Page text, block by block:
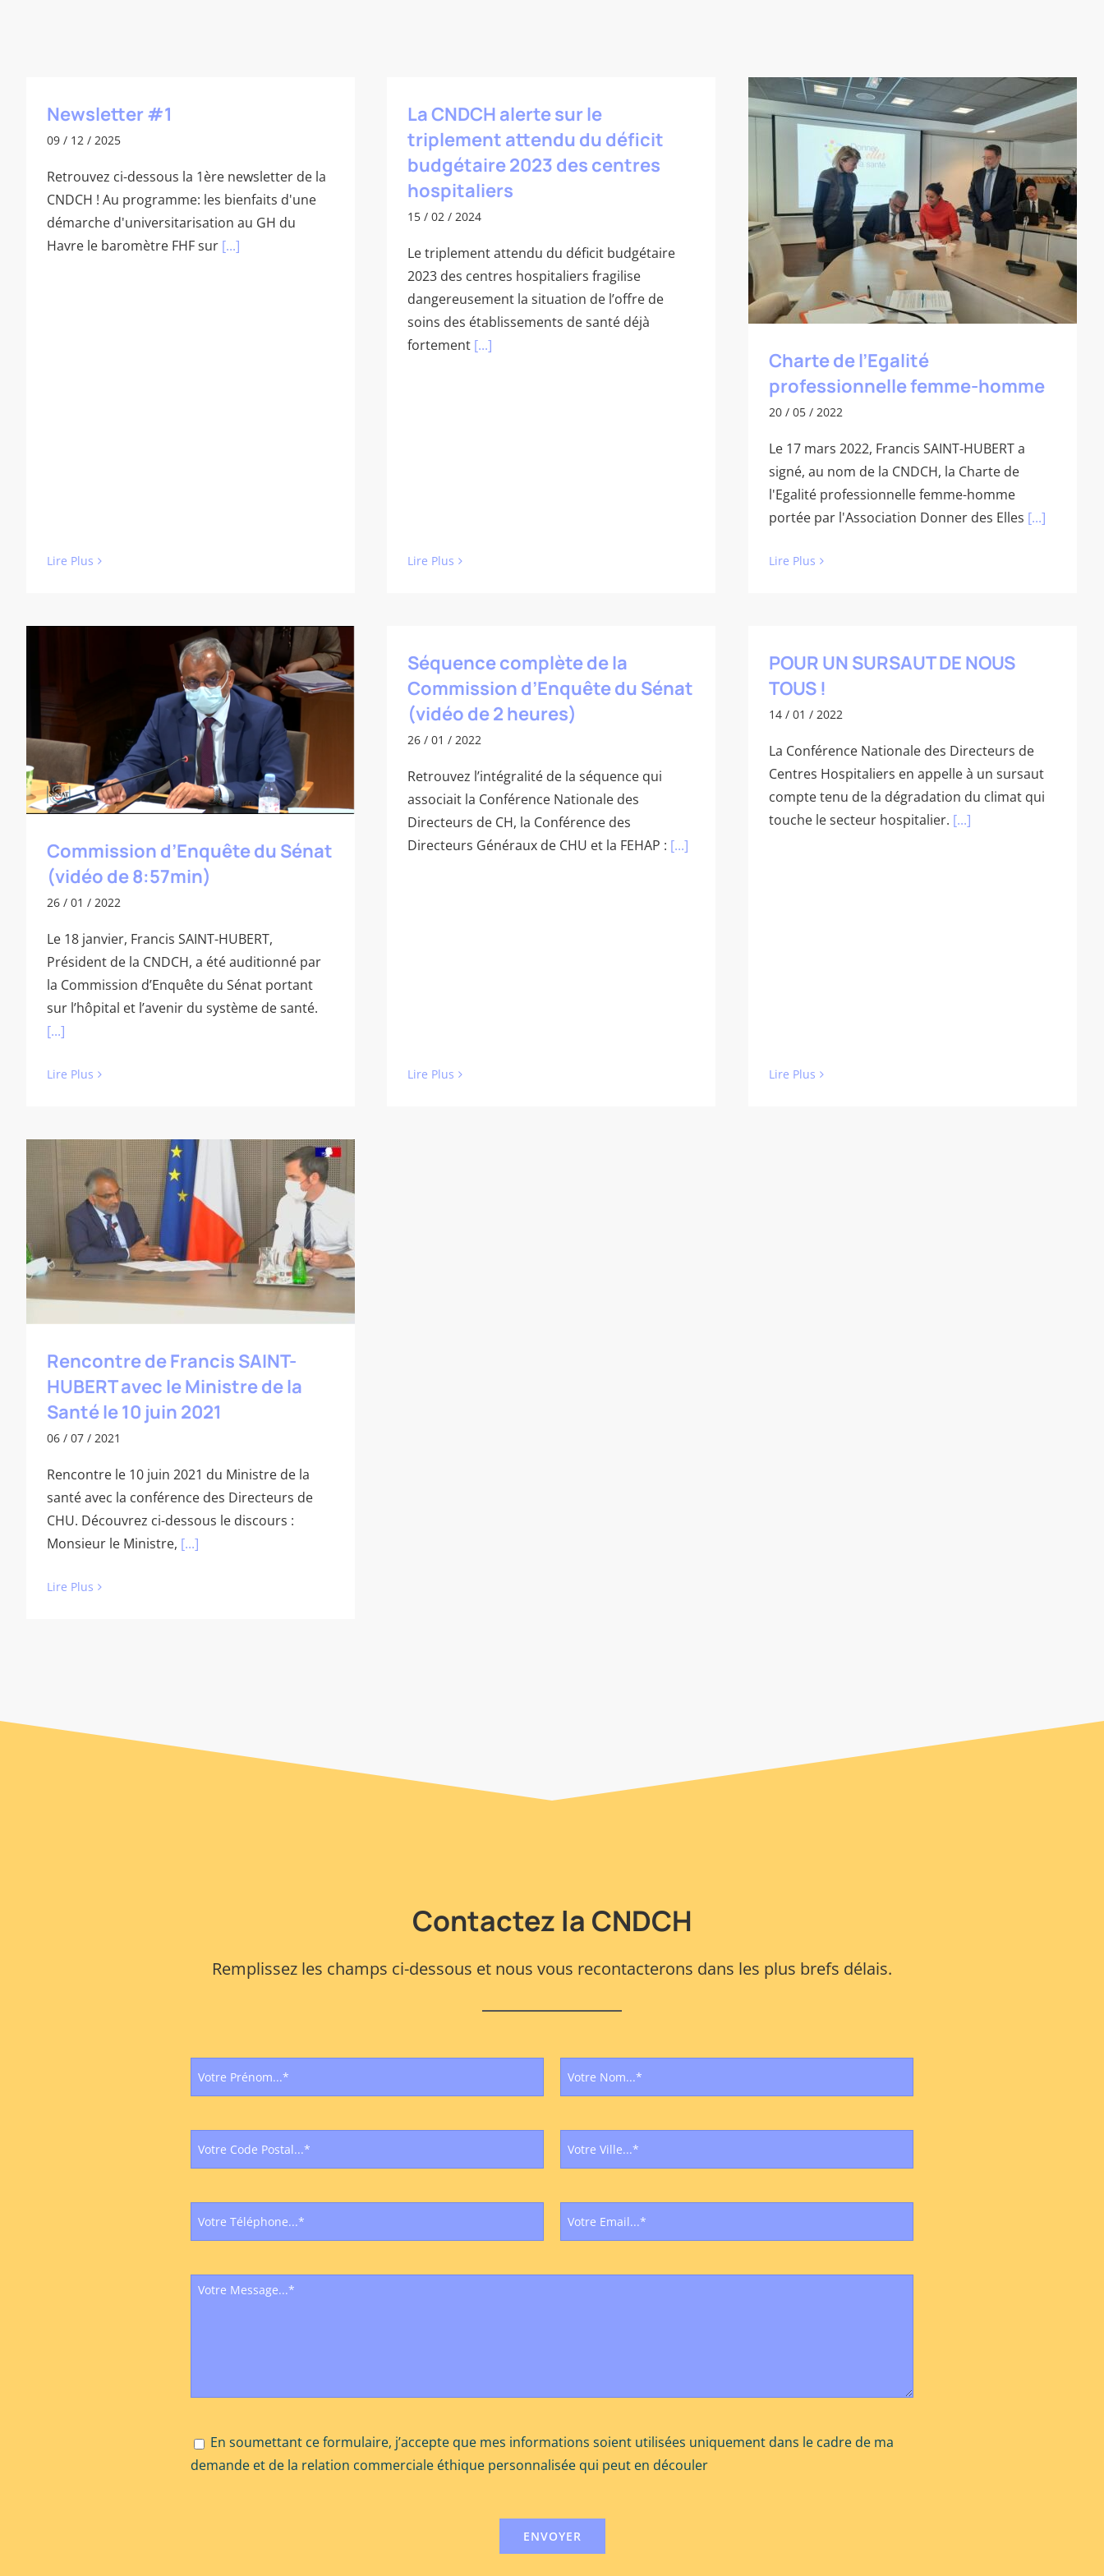
Newsletter #1
09 / 12 / 2025
Retrouvez ci-dessous la 1ère newsletter de la
CNDCH ! Au programme: les bienfaits d'une
démarche d'universitarisation au GH du
Havre le baromètre FHF sur [...]
Lire Plus
La CNDCH alerte sur le
triplement attendu du déficit
budgétaire 2023 des centres
hospitaliers
15 / 02 / 2024
Le triplement attendu du déficit budgétaire
2023 des centres hospitaliers fragilise
dangereusement la situation de l’offre de
soins des établissements de santé déjà
fortement [...]
Lire Plus
Charte de l’Egalité professionnelle
femme-homme
Charte de l’Egalité
professionnelle femme-homme
20 / 05 / 2022
Le 17 mars 2022, Francis SAINT-HUBERT a
signé, au nom de la CNDCH, la Charte de
l'Egalité professionnelle femme-homme
portée par l'Association Donner des Elles [...]
Lire Plus
Commission d’Enquête du Sénat
(vidéo de 8:57min)
Commission d’Enquête du Sénat
(vidéo de 8:57min)
26 / 01 / 2022
Le 18 janvier, Francis SAINT-HUBERT,
Président de la CNDCH, a été auditionné par
la Commission d’Enquête du Sénat portant
sur l’hôpital et l’avenir du système de santé.
[...]
Lire Plus
Séquence complète de la
Commission d’Enquête du Sénat
(vidéo de 2 heures)
26 / 01 / 2022
Retrouvez l’intégralité de la séquence qui
associait la Conférence Nationale des
Directeurs de CH, la Conférence des
Directeurs Généraux de CHU et la FEHAP : [...]
Lire Plus
POUR UN SURSAUT DE NOUS
TOUS !
14 / 01 / 2022
La Conférence Nationale des Directeurs de
Centres Hospitaliers en appelle à un sursaut
compte tenu de la dégradation du climat qui
touche le secteur hospitalier. [...]
Lire Plus
Rencontre de Francis SAINT-HUBERT
avec le Ministre de la Santé le 10 juin
2021
Rencontre de Francis SAINT-
HUBERT avec le Ministre de la
Santé le 10 juin 2021
06 / 07 / 2021
Rencontre le 10 juin 2021 du Ministre de la
santé avec la conférence des Directeurs de
CHU. Découvrez ci-dessous le discours :
Monsieur le Ministre, [...]
Lire Plus
Contactez la CNDCH
Remplissez les champs ci-dessous et nous vous recontacterons dans les plus brefs délais.
En soumettant ce formulaire, j’accepte que mes informations soient utilisées uniquement dans le cadre de ma
demande et de la relation commerciale éthique personnalisée qui peut en découler